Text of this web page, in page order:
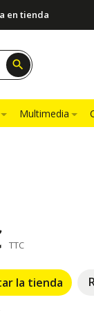
en tienda
search
Multimedia
TTC
la tienda